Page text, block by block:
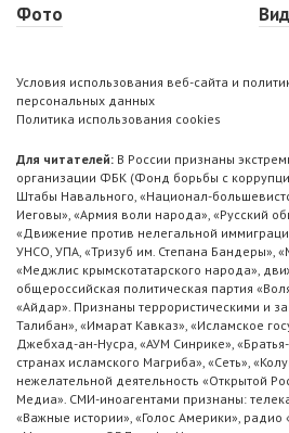
Фото
Условия использования веб-сайта и
персональных данных
Политика использования cookies
Для читателей: В России признаны
организации ФБК (Фонд борьбы с
Штабы Навального, «Национал-
Иеговы», «Армия воли народа», «Русский
«Движение против нелегальной
УНСО, УПА, «Тризуб им. Степана Бандеры»,
«Меджлис крымскотатарского народа»,
общероссийская политическая партия
«Айдар». Признаны террористическими и
Талибан», «Имарат Кавказ», «Исламское
Джебхад-ан-Нусра, «АУМ Синрике»,
странах исламского Магриба», «Сеть»,
нежелательной деятельность «Открытой
Медиа». СМИ-иноагентами признаны:
«Важные истории», «Голос Америки», радио